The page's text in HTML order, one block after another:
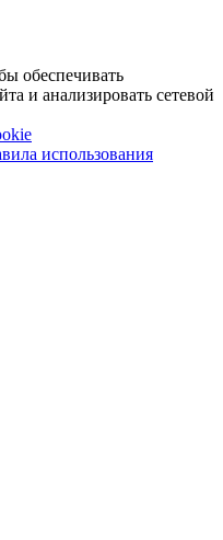
обеспечивать
и анализировать сетевой
использования